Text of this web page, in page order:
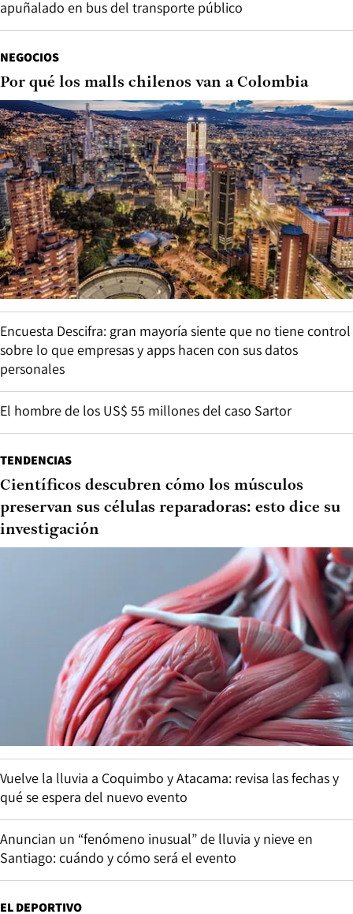
apuñalado en bus del transporte público
NEGOCIOS
Por qué los malls chilenos van a Colombia
Encuesta Descifra: gran mayoría siente que no tiene control
sobre lo que empresas y apps hacen con sus datos
personales
El hombre de los US$ 55 millones del caso Sartor
TENDENCIAS
Científicos descubren cómo los músculos
preservan sus células reparadoras: esto dice su
investigación
Vuelve la lluvia a Coquimbo y Atacama: revisa las fechas y
qué se espera del nuevo evento
Anuncian un “fenómeno inusual” de lluvia y nieve en
Santiago: cuándo y cómo será el evento
EL DEPORTIVO